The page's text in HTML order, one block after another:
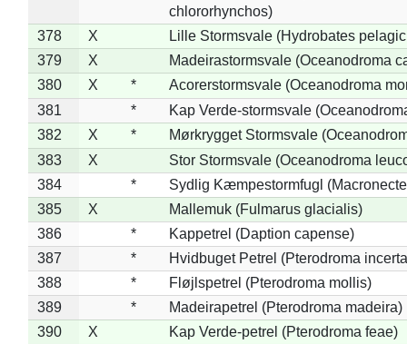
chlororhynchos)
378
X
Lille Stormsvale (Hydrobates
379
X
Madeirastormsvale (Oceanodroma
380
X *
Acorerstormsvale (Oceanodroma
381
*
Kap Verde-stormsvale
382
X *
Mørkrygget Stormsvale
383
X
Stor Stormsvale (Oceanodroma
384
*
Sydlig Kæmpestormfugl
385
X
Mallemuk (Fulmarus glacialis)
386
*
Kappetrel (Daption capense)
387
*
Hvidbuget Petrel (Pterodroma
388
*
Fløjlspetrel (Pterodroma mollis)
389
*
Madeirapetrel (Pterodroma madeira)
390
X
Kap Verde-petrel (Pterodroma feae)